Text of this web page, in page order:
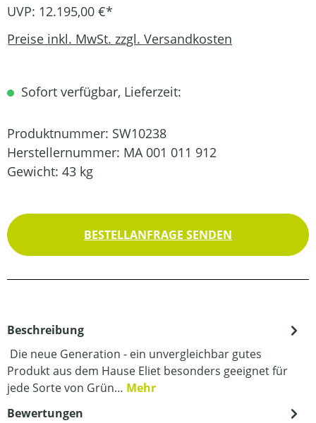
UVP: 12.195,00 €*
Preise inkl. MwSt. zzgl. Versandkosten
Sofort verfügbar, Lieferzeit:
Produktnummer: SW10238
Herstellernummer: MA 001 011 912
Gewicht: 43 kg
BESTELLANFRAGE SENDEN
Beschreibung
Die neue Generation - ein unvergleichbar gutes
Produkt aus dem Hause Eliet besonders geeignet für
jede Sorte von Grün… Mehr
Bewertungen